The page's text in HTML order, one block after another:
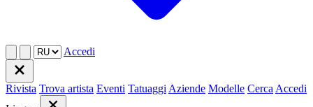
Accedi
Rivista Trova artista Eventi Tatuaggi Aziende Modelle Cerca Accedi